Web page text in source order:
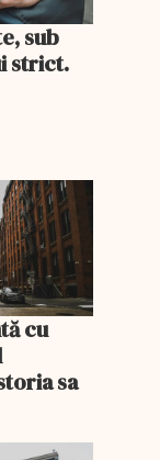
sub
strict.
cu
sa